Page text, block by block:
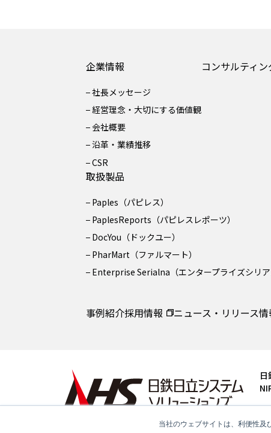
当社のウェブサイトは、利便性及
企業情報
社長メッセージ
経営理念・大切にする価値観
会社概要
沿革・業績推移
CSR
コンサルティン
取扱製品
Paples（パピレス）
PaplesReports（パピレスレポーツ）
DocYou（ドックユー）
PharMart（ファルマート）
Enterprise Serialna（エンタープライズシリア
事例紹介採用情報 ニュース・リリース情
〒